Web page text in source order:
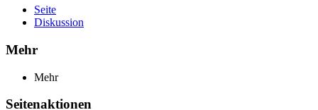
Seite
Diskussion
Mehr
Mehr
Seitenaktionen